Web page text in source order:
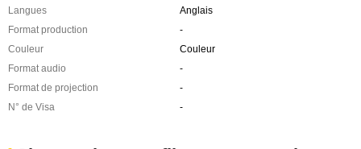
Langues
Anglais
Format production
-
Couleur
Couleur
Format audio
-
Format de projection
-
N° de Visa
-